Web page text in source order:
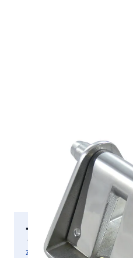
71,16 €
inkl. MwSt.
zzgl. Versandkosten